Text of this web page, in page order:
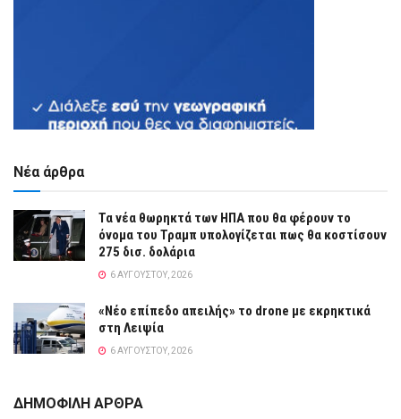
Νέα άρθρα
Τα νέα θωρηκτά των ΗΠΑ που θα φέρουν το
όνομα του Τραμπ υπολογίζεται πως θα κοστίσουν
275 δισ. δολάρια
6 ΑΥΓΟΎΣΤΟΥ, 2026
«Νέο επίπεδο απειλής» το drone με εκρηκτικά
στη Λειψία
6 ΑΥΓΟΎΣΤΟΥ, 2026
ΔΗΜΟΦΙΛΗ ΑΡΘΡΑ